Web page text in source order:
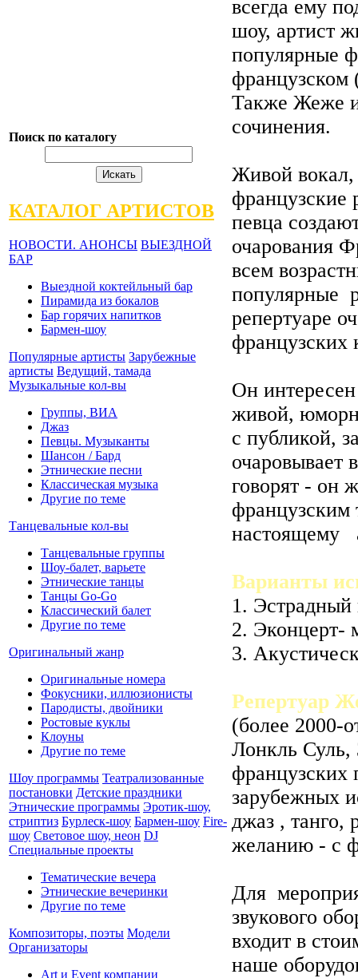
Поиск по каталогу
КАТАЛОГ АРТИСТОВ
НОВОСТИ. АНОНСЫ ВЫЕЗДНОЙ
БАР
Выездной коктейльный бар
Пирамида из бокалов
Бар горячих напитков
Бармен-шоу
Популярные артисты Зарубежные
артисты Ведущий, тамада
Музыкальные кол-вы
Группы, ВИА
Джаз
Певцы. Музыканты
Шансон / Бард
Этнические песни
Классическая музыка
Другие по теме
Танцевальные кол-вы
Танцевальные группы
Шоу-балет, варьете
Этнические танцы
Танцы Go-Go
Классический балет
Другие по теме
Оригинальный жанр
Оригинальные номера
Фокусники, иллюзионисты
Пародисты, двойники
Ростовые куклы
Клоуны
Другие по теме
Шоу программы Театрализованные
постановки Детские праздники
Этнические программы Эротик-шоу,
стриптиз Бурлеск-шоу Бармен-шоу Fire-
шоу Световое шоу, неон DJ
Специальные проекты
Тематические вечера
Этнические вечеринки
Другие по теме
Композиторы, поэты Модели
Организаторы
Art и Event компании
всегда ему
шоу, артист
популярные
французском
Также Жеже
сочинения.
Живой вокал,
французские
певца
очарования
всем
популярные
репертуаре
французских
Он
живой,
с публикой,
очаровывает
говорят - он
настоящему
Варианты
1. Эстрадный
2. Эконцерт-
3.
Репертуар
(более
Лонкль Суль,
французских
зарубежных
джаз , танго,
желанию - с
Для
звукового
входит в
наше